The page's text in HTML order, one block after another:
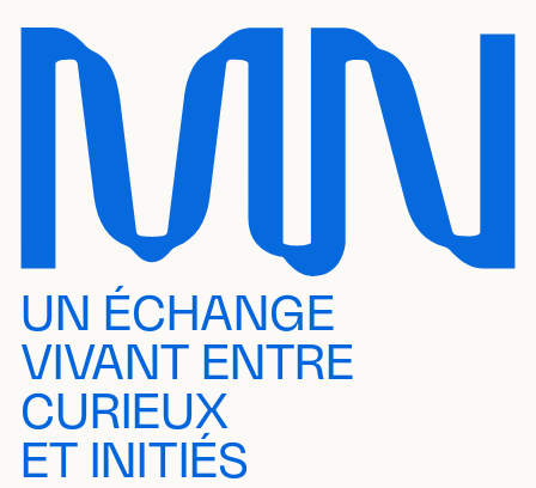
UN ÉCHANGE
VIVANT ENTRE
CURIEUX
ET INITIÉS